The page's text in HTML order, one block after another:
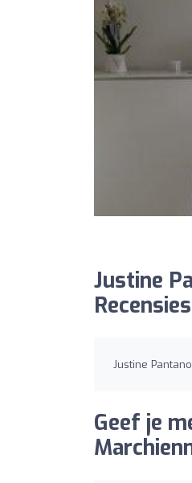
Justine
Recensies
Justine
Geef je